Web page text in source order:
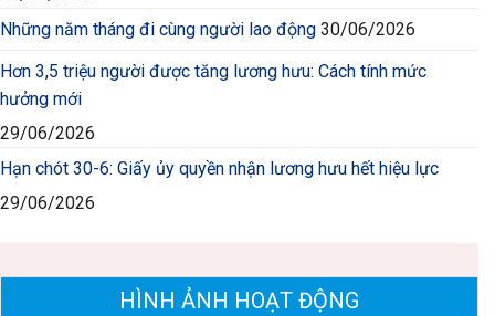
Những năm tháng đi cùng người lao động 30/06/2026
Hơn 3,5 triệu người được tăng lương hưu: Cách tính mức
hưởng mới
29/06/2026
Hạn chót 30-6: Giấy ủy quyền nhận lương hưu hết hiệu lực
29/06/2026
HÌNH ẢNH HOẠT ĐỘNG